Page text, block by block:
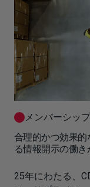
メンバーシッ
合理的かつ効果的
る情報開示の働き
25年にわたる、